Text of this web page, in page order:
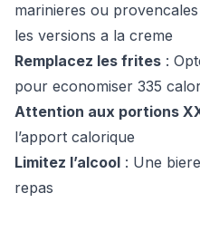
marinieres ou
les versions a la creme
Remplacez les frites :
pour economiser 335
Attention aux portions
l’apport calorique
Limitez l’alcool : Une
repas